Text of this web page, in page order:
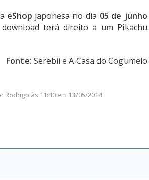
eShop japonesa no dia 05 de junho
terá direito a um Pikachu
Fonte: Serebii e A Casa do Cogumelo
Rodrigo às 11:40 em 13/05/2014